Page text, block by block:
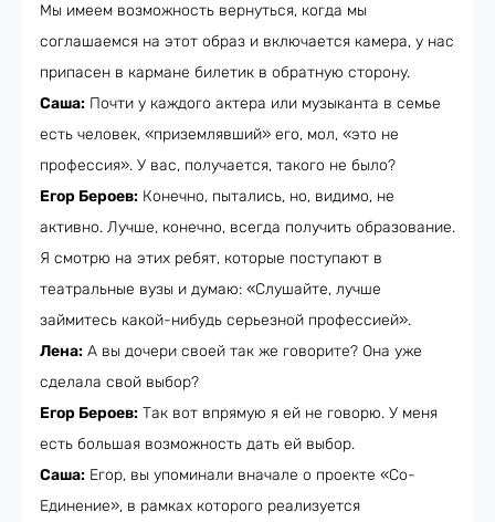
Мы имеем возможность вернуться, когда мы
соглашаемся на этот образ и включается камера, у нас
припасен в кармане билетик в обратную сторону.
Саша: Почти у каждого актера или музыканта в семье
есть человек, «приземлявший» его, мол, «это не
профессия». У вас, получается, такого не было?
Егор Бероев: Конечно, пытались, но, видимо, не
активно. Лучше, конечно, всегда получить образование.
Я смотрю на этих ребят, которые поступают в
театральные вузы и думаю: «Слушайте, лучше
займитесь какой-нибудь серьезной профессией».
Лена: А вы дочери своей так же говорите? Она уже
сделала свой выбор?
Егор Бероев: Так вот впрямую я ей не говорю. У меня
есть большая возможность дать ей выбор.
Саша: Егор, вы упоминали вначале о проекте «Со-
Единение», в рамках которого реализуется